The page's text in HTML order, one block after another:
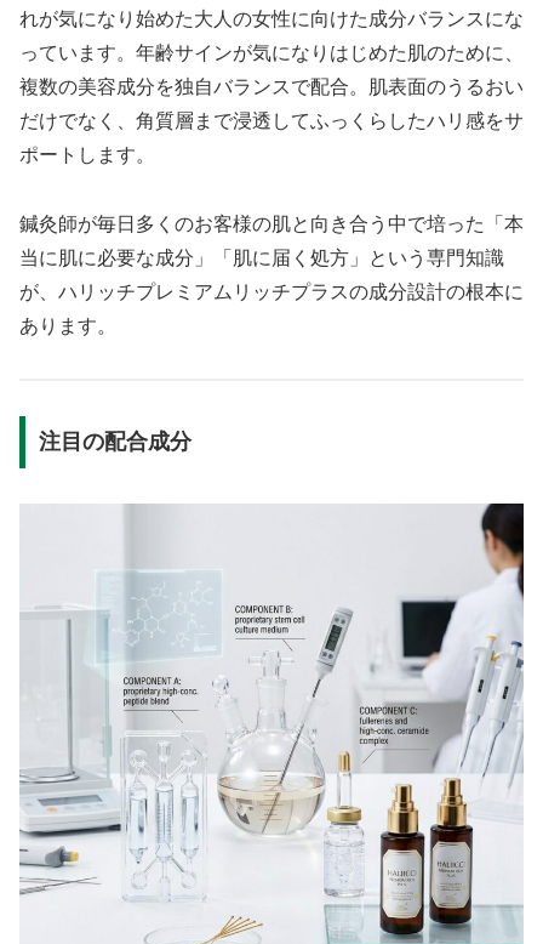
れが気になり始めた大人の女性に向けた成分バランスにな
っています。年齢サインが気になりはじめた肌のために、
複数の美容成分を独自バランスで配合。肌表面のうるおい
だけでなく、角質層まで浸透してふっくらしたハリ感をサ
ポートします。
鍼灸師が毎日多くのお客様の肌と向き合う中で培った「本
当に肌に必要な成分」「肌に届く処方」という専門知識
が、ハリッチプレミアムリッチプラスの成分設計の根本に
あります。
注目の配合成分